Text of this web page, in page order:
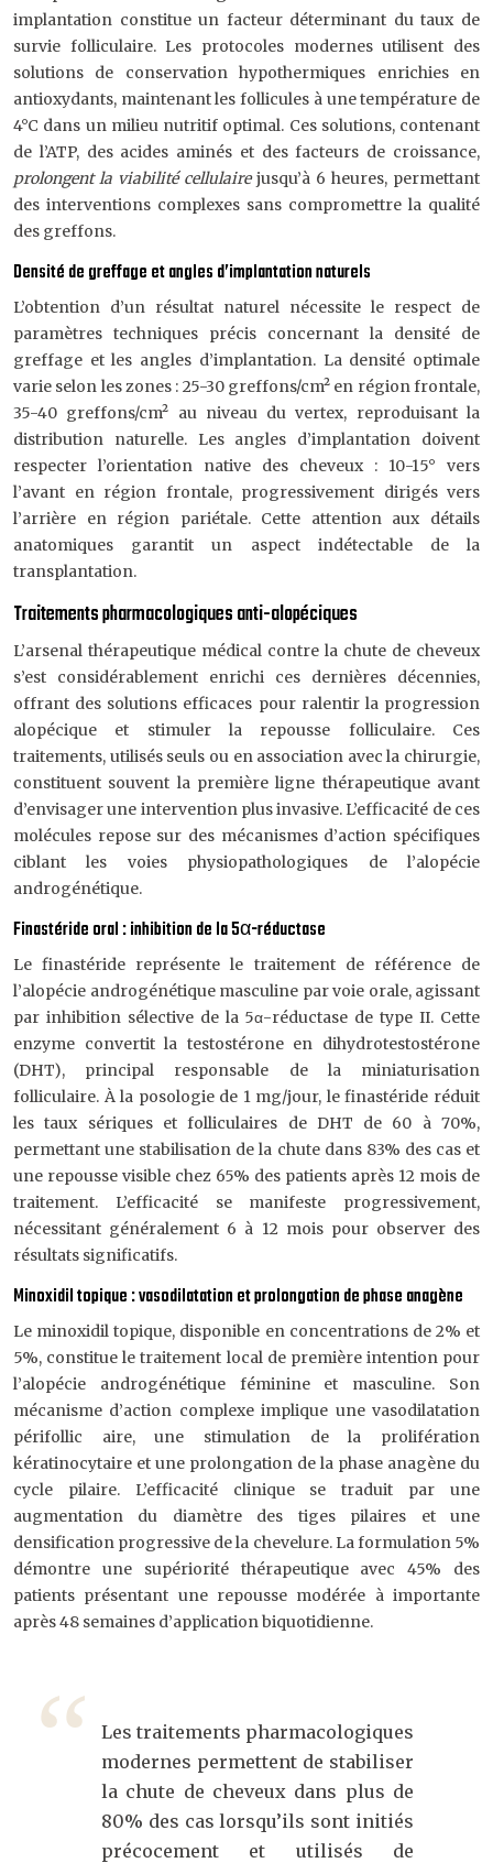
implantation constitue un facteur déterminant du taux de
survie folliculaire. Les protocoles modernes utilisent des
solutions de conservation hypothermiques enrichies en
antioxydants, maintenant les follicules à une température de
4°C dans un milieu nutritif optimal. Ces solutions, contenant
de l’ATP, des acides aminés et des facteurs de croissance,
prolongent la viabilité cellulairejusqu’à 6 heures, permettant
des interventions complexes sans compromettre la qualité
des greffons.
Densité de greffage et angles d’implantation naturels
L’obtention d’un résultat naturel nécessite le respect de
paramètres techniques précis concernant la densité de
greffage et les angles d’implantation. La densité optimale
varie selon les zones : 25-30 greffons/cm² en région frontale,
35-40 greffons/cm² au niveau du vertex, reproduisant la
distribution naturelle. Les angles d’implantation doivent
respecter l’orientation native des cheveux : 10-15° vers
l’avant en région frontale, progressivement dirigés vers
l’arrière en région pariétale. Cette attention aux détails
anatomiques garantit un aspect indétectable de la
transplantation.
Traitements pharmacologiques anti-alopéciques
L’arsenal thérapeutique médical contre la chute de cheveux
s’est considérablement enrichi ces dernières décennies,
offrant des solutions efficaces pour ralentir la progression
alopécique et stimuler la repousse folliculaire. Ces
traitements, utilisés seuls ou en association avec la chirurgie,
constituent souvent la première ligne thérapeutique avant
d’envisager une intervention plus invasive. L’efficacité de ces
molécules repose sur des mécanismes d’action spécifiques
ciblant les voies physiopathologiques de l’alopécie
androgénétique.
Finastéride oral : inhibition de la 5α-réductase
Le finastéride représente le traitement de référence de
l’alopécie androgénétique masculine par voie orale, agissant
par inhibition sélective de la 5α-réductase de type II. Cette
enzyme convertit la testostérone en dihydrotestostérone
(DHT), principal responsable de la miniaturisation
folliculaire. À la posologie de 1 mg/jour, le finastéride réduit
les taux sériques et folliculaires de DHT de 60 à 70%,
permettant une stabilisation de la chute dans 83% des cas et
une repousse visible chez 65% des patients après 12 mois de
traitement. L’efficacité se manifeste progressivement,
nécessitant généralement 6 à 12 mois pour observer des
résultats significatifs.
Minoxidil topique : vasodilatation et prolongation de phase anagène
Le minoxidil topique, disponible en concentrations de 2% et
5%, constitue le traitement local de première intention pour
l’alopécie androgénétique féminine et masculine. Son
mécanisme d’action complexe implique une vasodilatation
périfollic aire, une stimulation de la prolifération
kératinocytaire et une prolongation de la phase anagène du
cycle pilaire. L’efficacité clinique se traduit par une
augmentation du diamètre des tiges pilaires et une
densification progressive de la chevelure. La formulation 5%
démontre une supériorité thérapeutique avec 45% des
patients présentant une repousse modérée à importante
après 48 semaines d’application biquotidienne.
Les traitements pharmacologiques
modernes permettent de stabiliser
la chute de cheveux dans plus de
80% des cas lorsqu’ils sont initiés
précocement et utilisés de